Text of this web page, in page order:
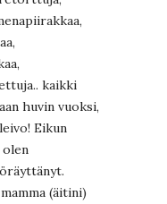
kaikki
huvin vuoksi,
Eikun
olen
(äitini)